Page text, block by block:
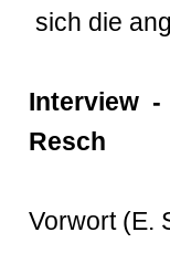
sich die
Interview
Resch
Vorwort (E.